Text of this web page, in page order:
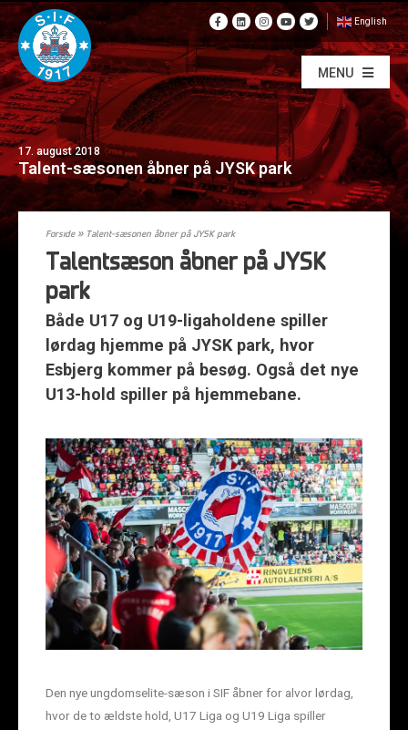
English
MENU
17. august 2018
Talent-sæsonen åbner på JYSK park
Forside» Talent-sæsonen åbner på JYSK park
Talentsæson åbner på JYSK
park
Både U17 og U19-ligaholdene spiller
lørdag hjemme på JYSK park, hvor
Esbjerg kommer på besøg. Også det nye
U13-hold spiller på hjemmebane.
Den nye ungdomselite-sæson i SIF åbner for alvor lørdag,
hvor de to ældste hold, U17 Liga og U19 Liga spiller